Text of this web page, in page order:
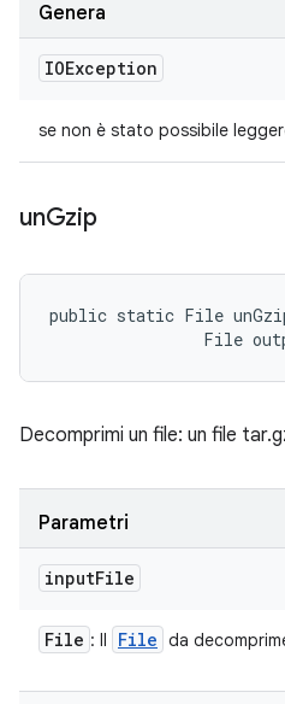
Genera
IOException
se non è stato possibile
unGzip
public static File
File
Decomprimi un file: un file
Parametri
inputFile
File : Il File da